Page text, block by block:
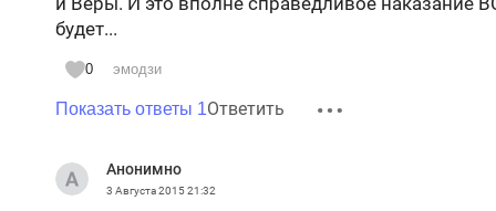
будет...
0 эмодзи
Показать ответы 1Ответить
Анонимно
3 Августа 201521:32